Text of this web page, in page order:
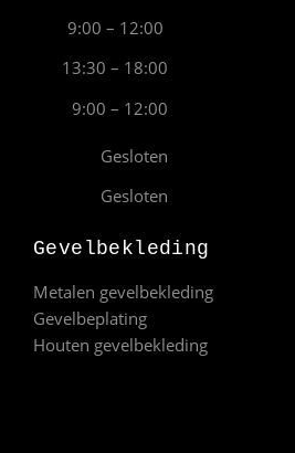
9:00 – 12:00
13:30 – 18:00
9:00 – 12:00
Gesloten
Gesloten
Gevelbekleding
Metalen gevelbekleding
Gevelbeplating
Houten gevelbekleding